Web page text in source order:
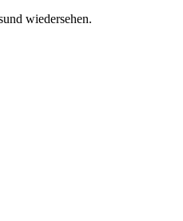
wiedersehen.